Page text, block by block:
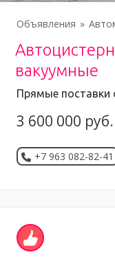
Объявления
вакуумные
Прямые поставки
3 600 000 руб.
+7 963 082-82-41